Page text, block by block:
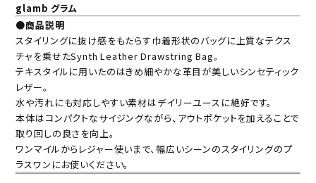
glamb グラム
●商品説明
スタイリングに抜け感をもたらす巾着形状のバッグに上質なテクス
チャを乗せたSynth Leather Drawstring Bag。
テキスタイルに用いたのはきめ細やかな革目が美しいシンセティック
レザー。
水や汚れにも対応しやすい素材はデイリーユースに絶好です。
本体はコンパクトなサイジングながら、アウトポケットを加えることで
取り回しの良さを向上。
ワンマイルからレジャー使いまで、幅広いシーンのスタイリングのプ
ラスワンにお使いください。